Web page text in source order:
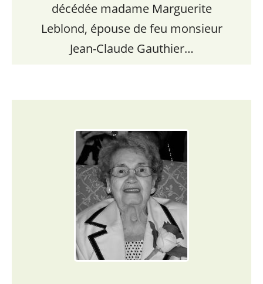
décédée madame Marguerite
Leblond, épouse de feu monsieur
Jean-Claude Gauthier…